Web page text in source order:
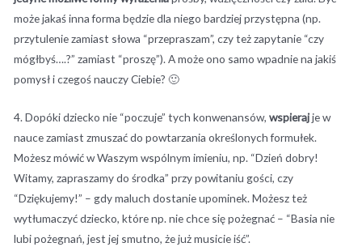
może jakaś inna forma będzie dla niego bardziej przystępna (np.
przytulenie zamiast słowa “przepraszam”, czy też zapytanie “czy
mógłbyś….?” zamiast “proszę”). A może ono samo wpadnie na jakiś
pomysł i czegoś nauczy Ciebie? 🙂
4. Dopóki dziecko nie “poczuje” tych konwenansów,wspierajje w
nauce zamiast zmuszać do powtarzania określonych formułek.
Możesz mówić w Waszym wspólnym imieniu, np. “Dzień dobry!
Witamy, zapraszamy do środka” przy powitaniu gości, czy
“Dziękujemy!” – gdy maluch dostanie upominek. Możesz też
wytłumaczyć dziecko, które np. nie chce się pożegnać – “Basia nie
lubi pożegnań, jest jej smutno, że już musicie iść”.